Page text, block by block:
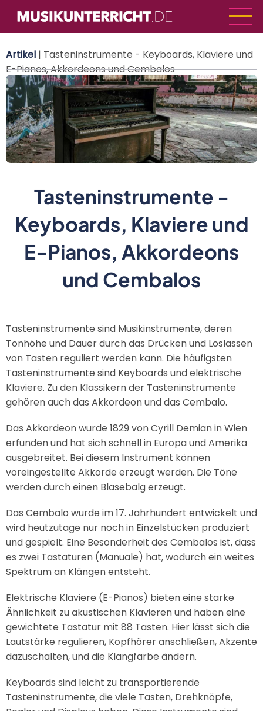
zum
Inhalt
Artikel | Tasteninstrumente - Keyboards, Klaviere und
E-Pianos, Akkordeons und Cembalos
Tasteninstrumente -
Keyboards, Klaviere und
E-Pianos, Akkordeons
und Cembalos
Tasteninstrumente sind Musikinstrumente, deren
Tonhöhe und Dauer durch das Drücken und Loslassen
von Tasten reguliert werden kann. Die häufigsten
Tasteninstrumente sind Keyboards und elektrische
Klaviere. Zu den Klassikern der Tasteninstrumente
gehören auch das Akkordeon und das Cembalo.
Das Akkordeon wurde 1829 von Cyrill Demian in Wien
erfunden und hat sich schnell in Europa und Amerika
ausgebreitet. Bei diesem Instrument können
voreingestellte Akkorde erzeugt werden. Die Töne
werden durch einen Blasebalg erzeugt.
Das Cembalo wurde im 17. Jahrhundert entwickelt und
wird heutzutage nur noch in Einzelstücken produziert
und gespielt. Eine Besonderheit des Cembalos ist, dass
es zwei Tastaturen (Manuale) hat, wodurch ein weites
Spektrum an Klängen entsteht.
Elektrische Klaviere (E-Pianos) bieten eine starke
Ähnlichkeit zu akustischen Klavieren und haben eine
gewichtete Tastatur mit 88 Tasten. Hier lässt sich die
Lautstärke regulieren, Kopfhörer anschließen, Akzente
dazuschalten, und die Klangfarbe ändern.
Keyboards sind leicht zu transportierende
Tasteninstrumente, die viele Tasten, Drehknöpfe,